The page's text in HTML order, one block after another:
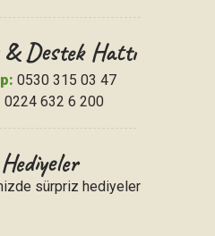
Destek Hattı
0530 315 03 47
0224 632 6 200
sürpriz hediyeler